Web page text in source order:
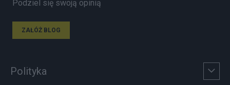
Podziel się swoją opinią
ZAŁÓŻ BLOG
Polityka